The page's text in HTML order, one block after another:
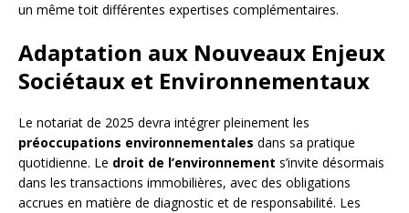
un même toit différentes expertises complémentaires.
Adaptation aux Nouveaux Enjeux
Sociétaux et Environnementaux
Le notariat de 2025 devra intégrer pleinement les
préoccupations environnementales dans sa pratique
quotidienne. Le droit de l’environnement s’invite désormais
dans les transactions immobilières, avec des obligations
accrues en matière de diagnostic et de responsabilité. Les